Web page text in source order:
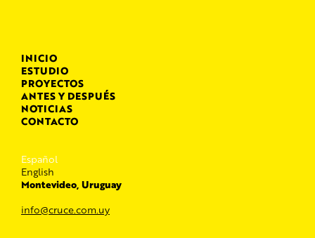
INICIO
ESTUDIO
PROYECTOS
ANTES Y DESPUÉS
NOTICIAS
CONTACTO
Español
English
Montevideo, Uruguay
info@cruce.com.uy